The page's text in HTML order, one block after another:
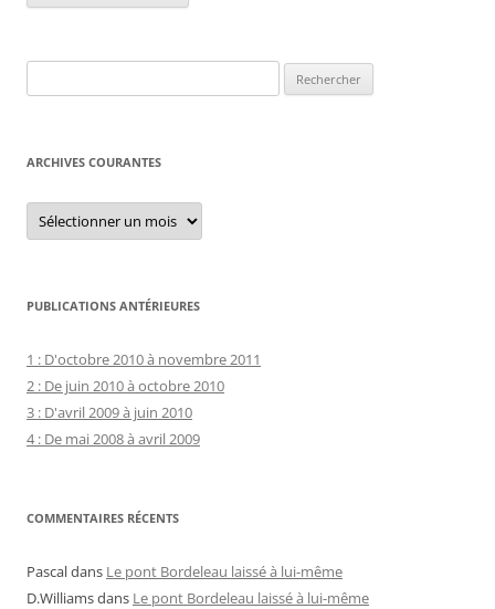
ARCHIVES COURANTES
Archives
courantes
PUBLICATIONS ANTÉRIEURES
1 : D'octobre 2010 à novembre 2011
2 : De juin 2010 à octobre 2010
3 : D'avril 2009 à juin 2010
4 : De mai 2008 à avril 2009
COMMENTAIRES RÉCENTS
Pascaldans Le pont Bordeleau laissé à lui-même
D.Williamsdans Le pont Bordeleau laissé à lui-même